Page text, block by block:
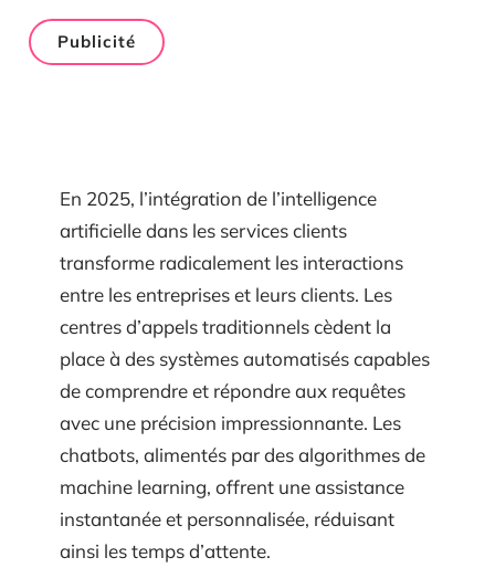
Publicité
En 2025, l’intégration de l’intelligence
artificielle dans les services clients
transforme radicalement les interactions
entre les entreprises et leurs clients. Les
centres d’appels traditionnels cèdent la
place à des systèmes automatisés capables
de comprendre et répondre aux requêtes
avec une précision impressionnante. Les
chatbots, alimentés par des algorithmes de
machine learning, offrent une assistance
instantanée et personnalisée, réduisant
ainsi les temps d’attente.